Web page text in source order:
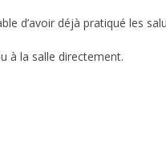
d’avoir déjà pratiqué les
à la salle directement.